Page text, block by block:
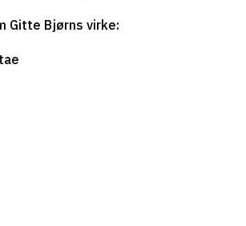
Gitte Bjørns virke: